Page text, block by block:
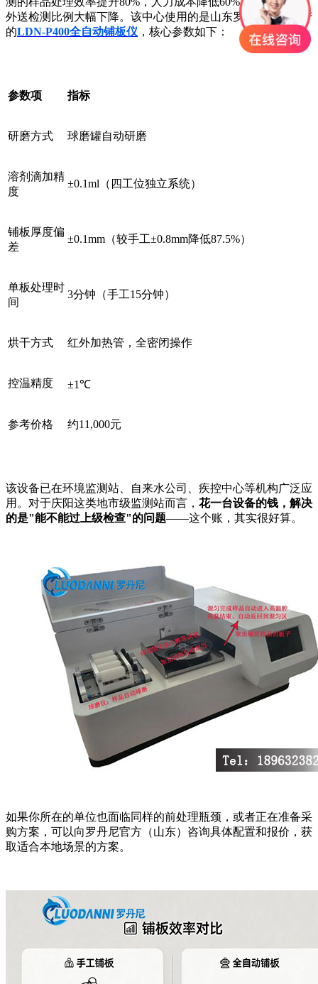
外送检测比例大幅下降。该中心使用的是山东罗丹尼公司生产
的LDN-P400全自动铺板仪 ，核心参数如下：
参数项 指标
研磨方式 球磨罐自动研磨
溶剂滴加精
度
±0.1ml（四工位独立系统）
铺板厚度偏
差
±0.1mm（较手工±0.8mm降低87.5%）
单板处理时
间
3分钟（手工15分钟）
烘干方式 红外加热管，全密闭操作
控温精度 ±1℃
参考价格 约11,000元
该设备已在环境监测站、自来水公司、疾控中心等机构广泛应
用。对于庆阳这类地市级监测站而言， 花一台设备的钱，解决
的是"能不能过上级检查"的问题——这个账，其实很好算。
如果你所在的单位也面临同样的前处理瓶颈，或者正在准备采
购方案，可以向罗丹尼官方（山东）咨询具体配置和报价，获
取适合本地场景的方案。